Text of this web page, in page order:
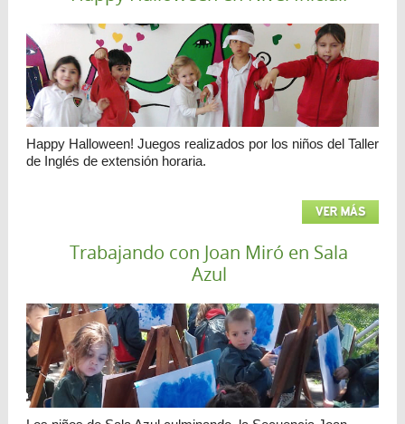
Happy Halloween! Juegos realizados por los niños del Taller
de Inglés de extensión horaria.
VER MÁS
Trabajando con Joan Miró en Sala
Azul